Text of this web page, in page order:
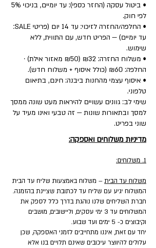
• ביטול עסקה (החזר כספי): עד יומיים, בניכוי 5%
לפי חוק.
• החלפה/החזרה לזיכוי: עד 14 יום (פריטי SALE:
עד יומיים) — הפריט חדש, עם התווית, ללא
שימוש.
• משלוח החזרה: ₪32 (₪50 מאזור אילת) ·
החלפה: ₪60 (כולל איסוף + משלוח חדש).
• איסוף עצמי מהחנות ביבנה: חינם, בתיאום
טלפוני.
שימי לב: גוונים עשויים להיראות מעט שונה ממסך
למסך ובתאורות שונות — זה טבעי ואינו מעיד על
שוני בפריט.
מדיניות משלוחים ואספקה:
1. משלוחים:
משלוח עד הבית – משלוח באמצעות שליח עד הבית
המשלוח יגיע עם שליח עד לכתובת שציינת בהזמנה.
חברת השליחים שלנו נוהגת בדרך כלל לספק את
המשלוחים עד 3 ימי עסקים, וליישובים, מושבים
וקיבוצים כ- 5 ימים ועד שבוע.
יחד עם זאת, איננו מתחייבים לזמני האספקה, שכן
עלולים להיווצר עיכובים שאינם תלויים בנו אלא